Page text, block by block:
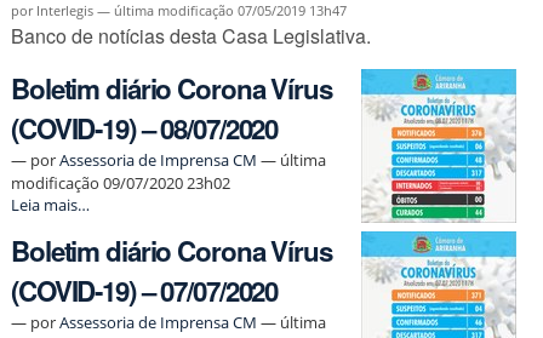
por Interlegis — última modificação 07/05/2019 13h47
Banco de notícias desta Casa Legislativa.
Boletim diário Corona Vírus
(COVID-19) – 08/07/2020
— porAssessoria de Imprensa CM — última
modificação 09/07/2020 23h02
Boletim
Corona
Vírus
(COVID-
19)
–
Leia mais…
Boletim diário Corona Vírus
(COVID-19) – 07/07/2020
— porAssessoria de Imprensa CM — última